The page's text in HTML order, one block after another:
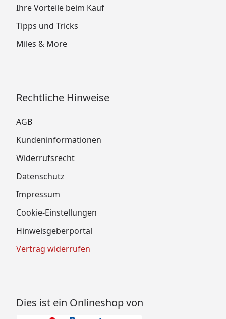
Ihre Vorteile beim Kauf
Tipps und Tricks
Miles & More
Rechtliche Hinweise
AGB
Kundeninformationen
Widerrufsrecht
Datenschutz
Impressum
Cookie-Einstellungen
Hinweisgeberportal
Vertrag widerrufen
Dies ist ein Onlineshop von